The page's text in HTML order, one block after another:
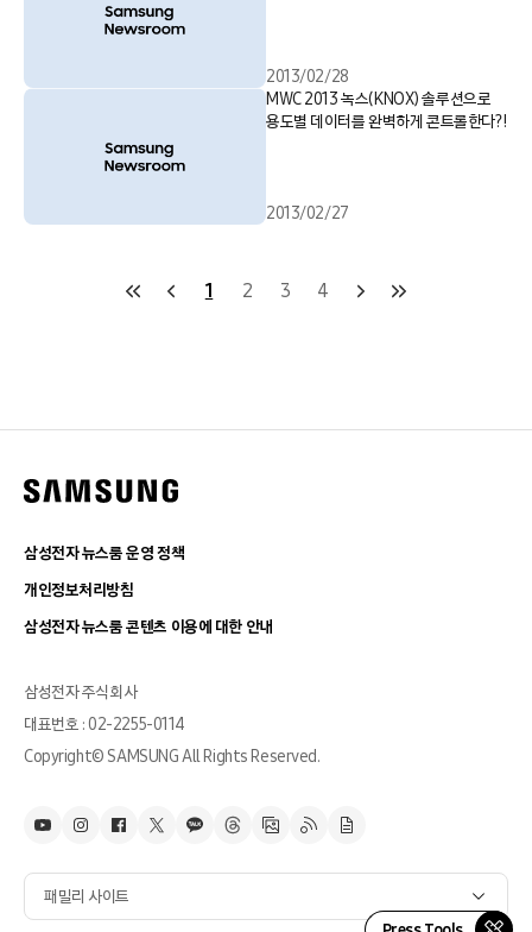
2013/02/28
MWC 2013 녹스(KNOX) 솔루션으로
용도별 데이터를 완벽하게 콘트롤한다?!
2013/02/27
1 2 3 4
삼성전자 뉴스룸 운영 정책
개인정보처리방침
삼성전자 뉴스룸 콘텐츠 이용에 대한 안내
삼성전자 주식회사
대표번호 : 02-2255-0114
Copyright© SAMSUNG All Rights Reserved.
패밀리 사이트